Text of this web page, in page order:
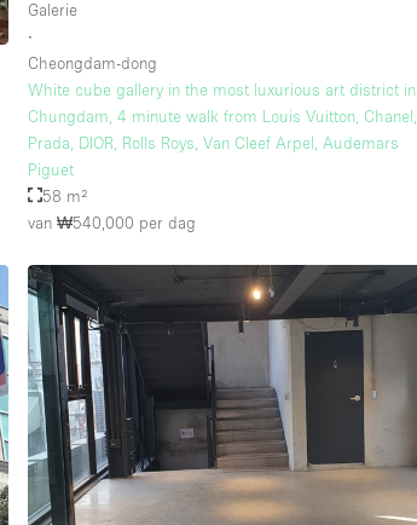
Galerie
∙
Cheongdam-dong
White cube gallery in the most luxurious art district in
Chungdam, 4 minute walk from Louis Vuitton, Chanel,
Prada, DIOR, Rolls Roys, Van Cleef Arpel, Audemars
Piguet
58 m²
van ₩540,000 per dag